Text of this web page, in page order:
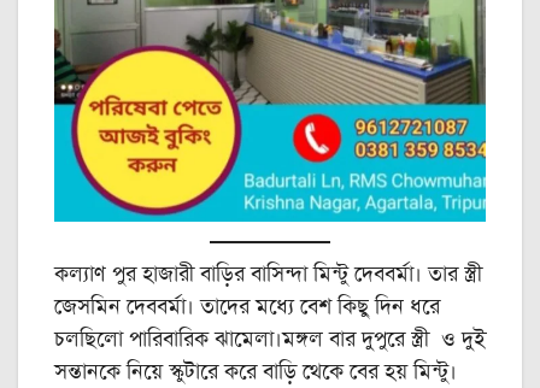
কল্যাণ পুর হাজারী বাড়ির বাসিন্দা মিন্টু দেববর্মা। তার স্ত্রী
জেসমিন দেববর্মা। তাদের মধ্যে বেশ কিছু দিন ধরে
চলছিলো পারিবারিক ঝামেলা।মঙ্গল বার দুপুরে স্ত্রী ও দুই
সন্তানকে নিয়ে স্কুটারে করে বাড়ি থেকে বের হয় মিন্টু।